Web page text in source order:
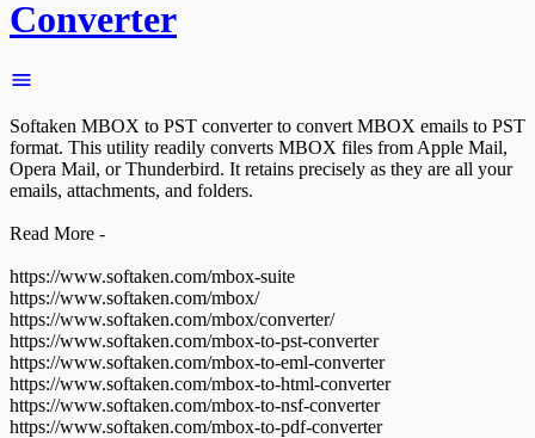
Converter
Softaken MBOX to PST converter to convert MBOX emails to PST
format. This utility readily converts MBOX files from Apple Mail,
Opera Mail, or Thunderbird. It retains precisely as they are all your
emails, attachments, and folders.
Read More -
https://www.softaken.com/mbox-suite
https://www.softaken.com/mbox/
https://www.softaken.com/mbox/converter/
https://www.softaken.com/mbox-to-pst-converter
https://www.softaken.com/mbox-to-eml-converter
https://www.softaken.com/mbox-to-html-converter
https://www.softaken.com/mbox-to-nsf-converter
https://www.softaken.com/mbox-to-pdf-converter